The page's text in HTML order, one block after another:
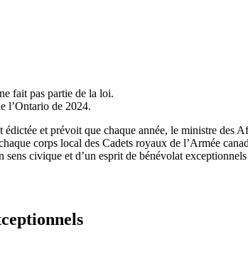
fait pas partie de la loi.
l’Ontario de 2024.
édictée et prévoit que chaque année, le ministre des
corps local des Cadets royaux de l’Armée
civique et d’un esprit de bénévolat